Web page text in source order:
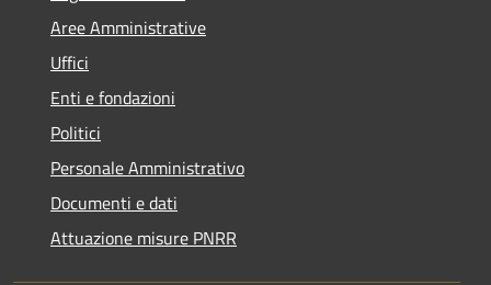
Aree Amministrative
Uffici
Enti e fondazioni
Politici
Personale Amministrativo
Documenti e dati
Attuazione misure PNRR